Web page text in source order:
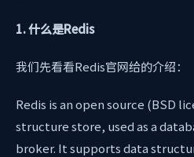
1. 什么是Redis
我们先看看Redis官网给的介绍：
Redis is an open source (BSD
structure store, used as a
broker. It supports data